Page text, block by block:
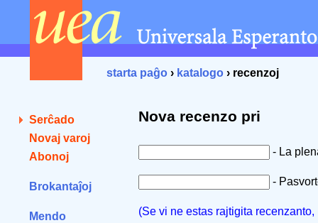
starta paĝo › katalogo › recenzoj
Serĉado
Novaj varoj
Abonoj
Brokantaĵoj
Mendo
Nova recenzo pri
- La
-
(Se vi ne estas rajtigita